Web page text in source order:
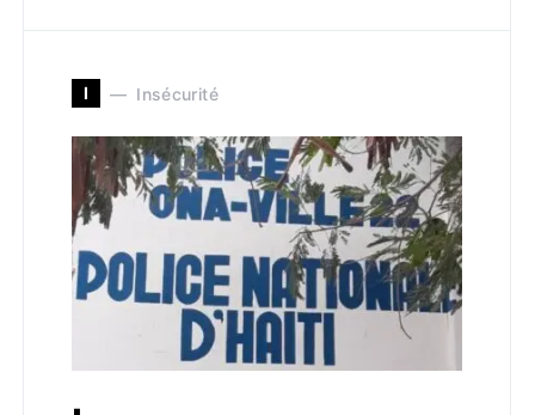
I Insécurité